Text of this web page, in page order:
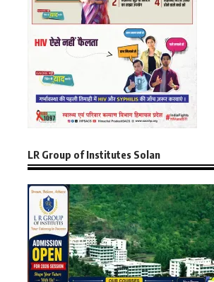
LR Group of Institutes Solan